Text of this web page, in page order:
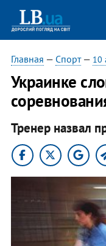
Главная — Спорт— 10
Украинке
Тренер назвал